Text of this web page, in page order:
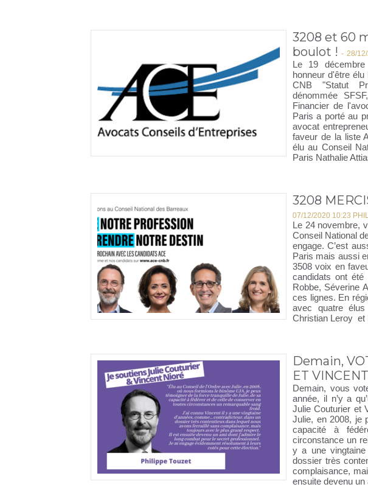
3208 et 60
boulot ! - 28/
Le 19
honneur d'être
CNB "Statut
dénommée
Financier de
Paris a porté au
avocat
faveur de la liste
élu au Conseil
Paris Nathalie
3208
07/12/2020 10:23
Le 24 novembre,
Conseil National
engage. C’est
Paris mais aussi
3508 voix en
candidats ont été
Robbe, Séverine
ces lignes. En
avec quatre élus
Christian Leroy et
Demain,
ET
Demain, vous
année, il n’y a
Julie Couturier et
Julie, en 2008, je
capacité à
circonstance un
y a une
dossier très
complaisance,
ensuite devenu un